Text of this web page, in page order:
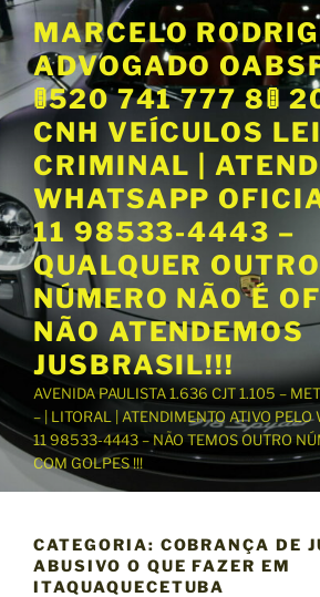
P
u
a
r
r
a
o
c
o
n
t
ú
d
MARCELO
ADVOGADO
🚦520 741 777 8🚦
CNH VEÍCULOS
CRIMINAL |
WHATSAPP
11 98533-4443 –
QUALQUER OUTRO
NÚMERO NÃO É
NÃO ATENDEMOS
JUSBRASIL!!!
AVENIDA PAULISTA 1.636 CJT 1.105 –
– | LITORAL | ATENDIMENTO ATIVO
11 98533-4443 – NÃO TEMOS OUTRO
COM GOLPES !!!
CATEGORIA: COBRANÇA DE
ABUSIVO O QUE FAZER EM
ITAQUAQUECETUBA